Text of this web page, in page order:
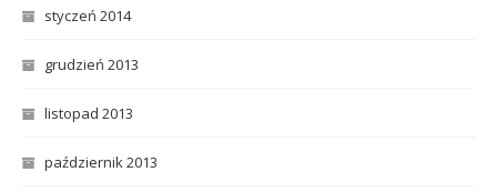
styczeń 2014
grudzień 2013
listopad 2013
październik 2013